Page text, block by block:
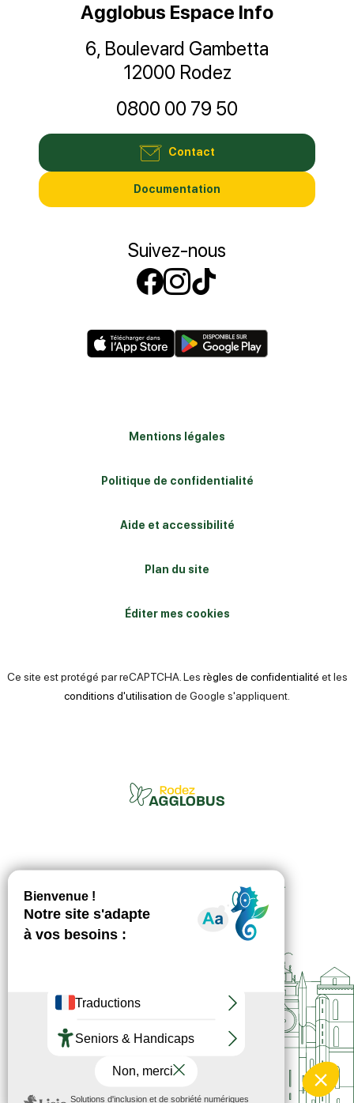
Agglobus Espace Info
6, Boulevard Gambetta
12000 Rodez
0800 00 79 50
Contact
Documentation
Suivez-nous
Suivez-nous sur
Suivez-nous
Mentions légales
Politique de confidentialité
Aide et accessibilité
Plan du site
Éditer mes cookies
Ce site est protégé par reCAPTCHA. Les règles de confidentialité et les
conditions d'utilisation de Google s'appliquent.